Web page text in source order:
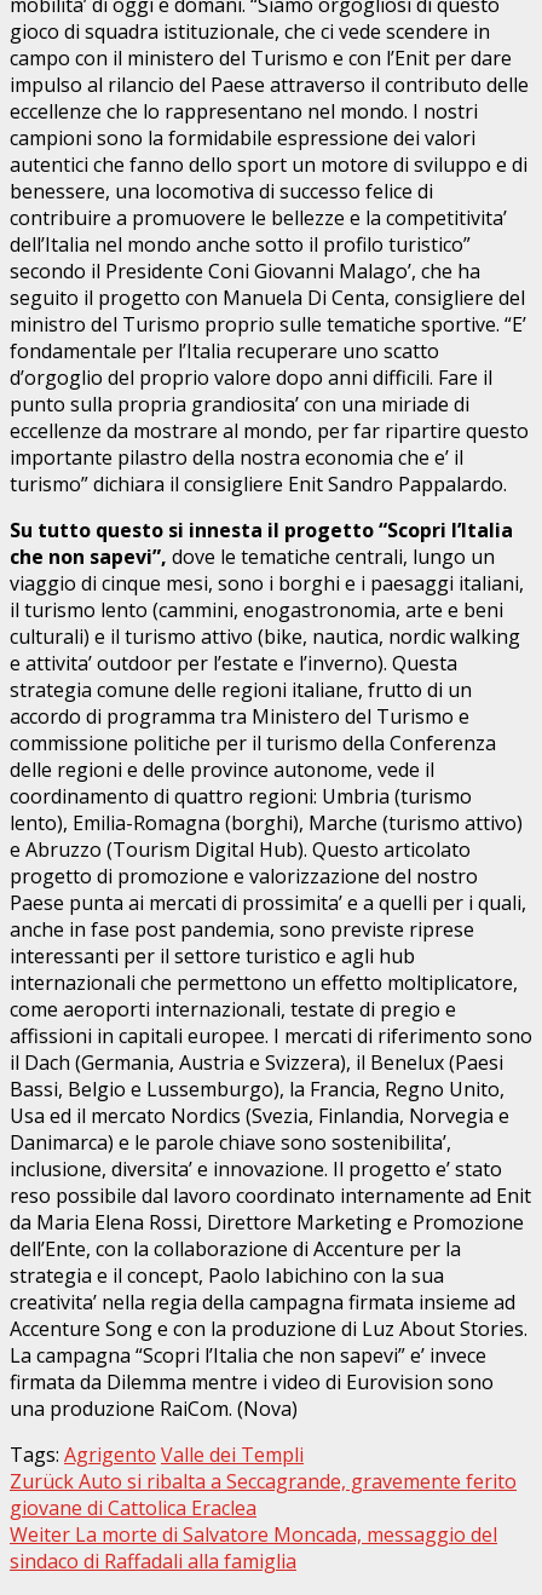
gioco di squadra istituzionale, che ci vede scendere in
campo con il ministero del Turismo e con l’Enit per dare
impulso al rilancio del Paese attraverso il contributo delle
eccellenze che lo rappresentano nel mondo. I nostri
campioni sono la formidabile espressione dei valori
autentici che fanno dello sport un motore di sviluppo e di
benessere, una locomotiva di successo felice di
contribuire a promuovere le bellezze e la competitivita’
dell’Italia nel mondo anche sotto il profilo turistico”
secondo il Presidente Coni Giovanni Malago’, che ha
seguito il progetto con Manuela Di Centa, consigliere del
ministro del Turismo proprio sulle tematiche sportive. “E’
fondamentale per l’Italia recuperare uno scatto
d’orgoglio del proprio valore dopo anni difficili. Fare il
punto sulla propria grandiosita’ con una miriade di
eccellenze da mostrare al mondo, per far ripartire questo
importante pilastro della nostra economia che e’ il
turismo” dichiara il consigliere Enit Sandro Pappalardo.
Su tutto questo si innesta il progetto “Scopri l’Italia
che non sapevi”, dove le tematiche centrali, lungo un
viaggio di cinque mesi, sono i borghi e i paesaggi italiani,
il turismo lento (cammini, enogastronomia, arte e beni
culturali) e il turismo attivo (bike, nautica, nordic walking
e attivita’ outdoor per l’estate e l’inverno). Questa
strategia comune delle regioni italiane, frutto di un
accordo di programma tra Ministero del Turismo e
commissione politiche per il turismo della Conferenza
delle regioni e delle province autonome, vede il
coordinamento di quattro regioni: Umbria (turismo
lento), Emilia-Romagna (borghi), Marche (turismo attivo)
e Abruzzo (Tourism Digital Hub). Questo articolato
progetto di promozione e valorizzazione del nostro
Paese punta ai mercati di prossimita’ e a quelli per i quali,
anche in fase post pandemia, sono previste riprese
interessanti per il settore turistico e agli hub
internazionali che permettono un effetto moltiplicatore,
come aeroporti internazionali, testate di pregio e
affissioni in capitali europee. I mercati di riferimento sono
il Dach (Germania, Austria e Svizzera), il Benelux (Paesi
Bassi, Belgio e Lussemburgo), la Francia, Regno Unito,
Usa ed il mercato Nordics (Svezia, Finlandia, Norvegia e
Danimarca) e le parole chiave sono sostenibilita’,
inclusione, diversita’ e innovazione. Il progetto e’ stato
reso possibile dal lavoro coordinato internamente ad Enit
da Maria Elena Rossi, Direttore Marketing e Promozione
dell’Ente, con la collaborazione di Accenture per la
strategia e il concept, Paolo Iabichino con la sua
creativita’ nella regia della campagna firmata insieme ad
Accenture Song e con la produzione di Luz About Stories.
La campagna “Scopri l’Italia che non sapevi” e’ invece
firmata da Dilemma mentre i video di Eurovision sono
una produzione RaiCom. (Nova)
Tags: Agrigento Valle dei Templi
Beitragsnavigation
ZurückAuto si ribalta a Seccagrande, gravemente ferito
giovane di Cattolica Eraclea
Weiter La morte di Salvatore Moncada, messaggio del
sindaco di Raffadali alla famiglia